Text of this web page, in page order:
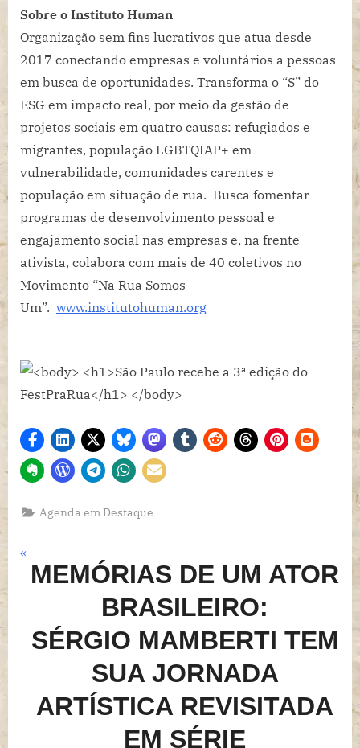
Sobre o Instituto Human
Organização sem fins lucrativos que atua desde
2017 conectando empresas e voluntários a pessoas
em busca de oportunidades. Transforma o “S” do
ESG em impacto real, por meio da gestão de
projetos sociais em quatro causas: refugiados e
migrantes, população LGBTQIAP+ em
vulnerabilidade, comunidades carentes e
população em situação de rua. Busca fomentar
programas de desenvolvimento pessoal e
engajamento social nas empresas e, na frente
ativista, colabora com mais de 40 coletivos no
Movimento “Na Rua Somos
Um”. www.institutohuman.org
Agenda em Destaque
Navegação
de
Post
i
MEMÓRIAS DE UM ATOR
BRASILEIRO:
SÉRGIO MAMBERTI TEM
SUA JORNADA
ARTÍSTICA REVISITADA
EM SÉRIE